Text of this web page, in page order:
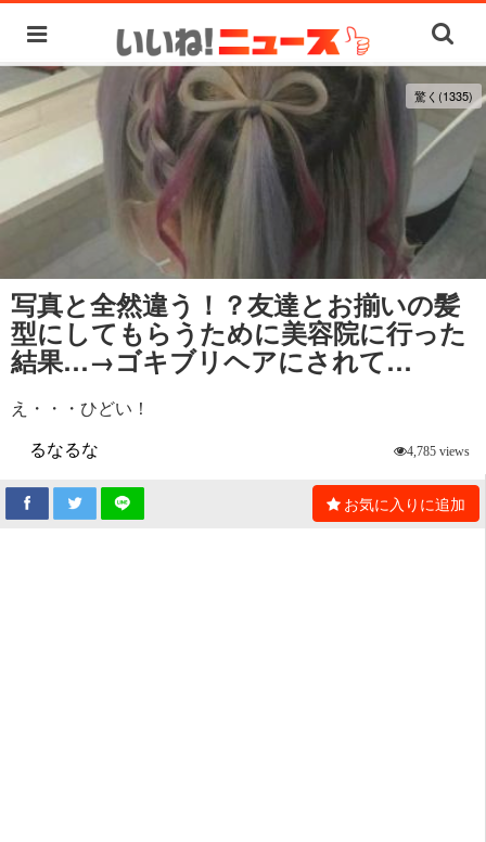
驚く(1335)
写真と全然違う！？友達とお揃いの髪
型にしてもらうために美容院に行った
結果…→ゴキブリヘアにされて…
え・・・ひどい！
るなるな
4,785 views
お気に入りに追加